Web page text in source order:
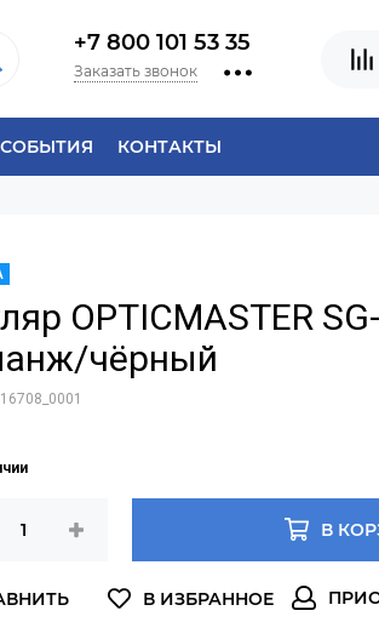
+7 800 101 53 35
Заказать звонок
СОБЫТИЯ КОНТАКТЫ
OPTICMASTER
чёрный
16708_0001
В